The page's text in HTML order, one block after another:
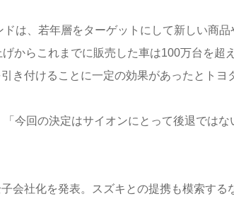
は、若年層をターゲットにして新しい商
からこれまでに販売した車は100万台を超
き付けることに一定の効果があったとトヨ
今回の決定はサイオンにとって後退では
会社化を発表。スズキとの提携も模索する